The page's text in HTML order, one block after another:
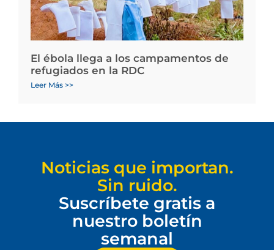
El ébola llega a los campamentos de
refugiados en la RDC
Leer Más >>
Noticias que importan.
Sin ruido.
Suscríbete gratis a
nuestro boletín
semanal